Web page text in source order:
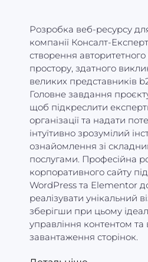
Розробка веб-ресурсу
компанії Консалт-
створення
простору, здатного
великих представників
Головне завдання
щоб підкреслити
організації та надати
інтуїтивно зрозумілий
ознайомлення зі
послугами. Професійна
корпоративного сайту
WordPress та Elementor
реалізувати унікальний
зберігши при цьому
управління контентом та
завантаження сторінок.